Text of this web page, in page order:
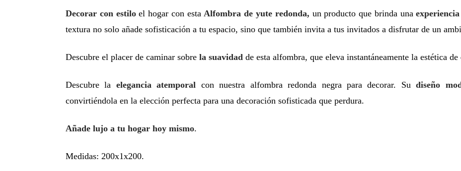
Decorar con estiloel hogar con estaAlfombra de yute redonda, un producto que brinda una
textura no solo añade sofisticación a tu espacio, sino que también invita a tus invitados a disfrutar de un
Descubre el placer de caminar sobre la suavidad de esta alfombra, que eleva instantáneamente la estética
Descubre la elegancia atemporal con nuestra alfombra redonda negra para decorar. Sudiseño
convirtiéndola en la elección perfecta para una decoración sofisticada que perdura.
Añade lujo a tu hogar hoy mismo.
Medidas: 200x1x200.